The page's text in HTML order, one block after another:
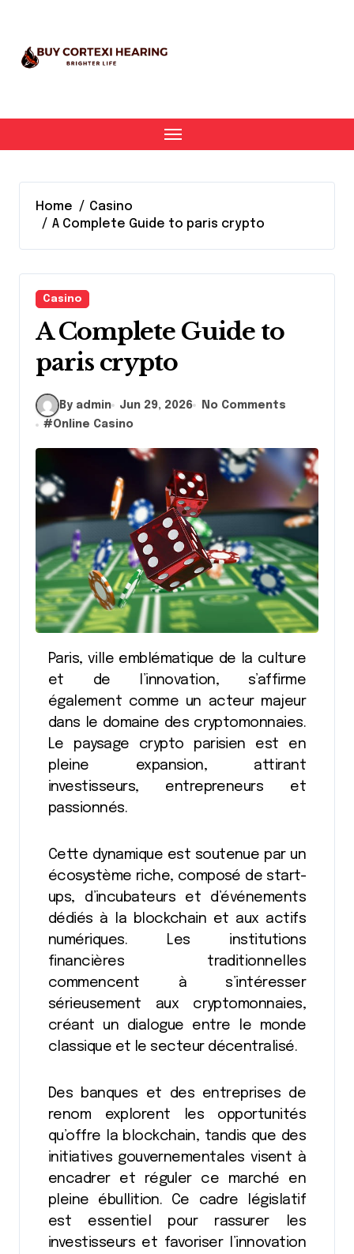
Home
Casino
A Complete Guide to paris crypto
Casino
A Complete Guide to
paris crypto
By admin Jun 29, 2026
No Comments
#Online Casino
Paris, ville emblématique de la culture
et de l’innovation, s’affirme
également comme un acteur majeur
dans le domaine des cryptomonnaies.
Le paysage crypto parisien est en
pleine expansion, attirant
investisseurs, entrepreneurs et
passionnés.
Cette dynamique est soutenue par un
écosystème riche, composé de start-
ups, d’incubateurs et d’événements
dédiés à la blockchain et aux actifs
numériques. Les institutions
financières traditionnelles
commencent à s’intéresser
sérieusement aux cryptomonnaies,
créant un dialogue entre le monde
classique et le secteur décentralisé.
Des banques et des entreprises de
renom explorent les opportunités
qu’offre la blockchain, tandis que des
initiatives gouvernementales visent à
encadrer et réguler ce marché en
pleine ébullition. Ce cadre législatif
est essentiel pour rassurer les
investisseurs et favoriser l’innovation